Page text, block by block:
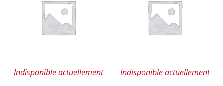
Indisponible actuellement Indisponible actuellement